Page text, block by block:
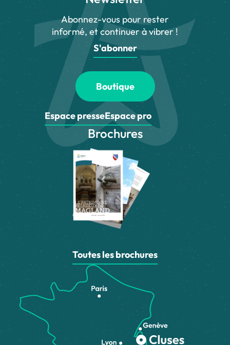
Abonnez-vous pour rester
informé, et continuer à vibrer !
S'abonner
Boutique
Espace presseEspace pro
Brochures
Toutes les brochures